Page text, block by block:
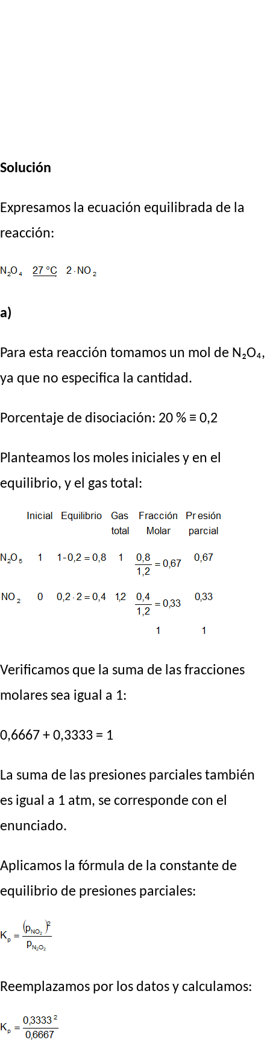
Solución
Expresamos la ecuación equilibrada de la
reacción:
a)
Para esta reacción tomamos un mol de N₂O₄,
ya que no especifica la cantidad.
Porcentaje de disociación: 20 % ≡ 0,2
Planteamos los moles iniciales y en el
equilibrio, y el gas total:
Verificamos que la suma de las fracciones
molares sea igual a 1:
0,6667 + 0,3333 = 1
La suma de las presiones parciales también
es igual a 1 atm, se corresponde con el
enunciado.
Aplicamos la fórmula de la constante de
equilibrio de presiones parciales:
Reemplazamos por los datos y calculamos: